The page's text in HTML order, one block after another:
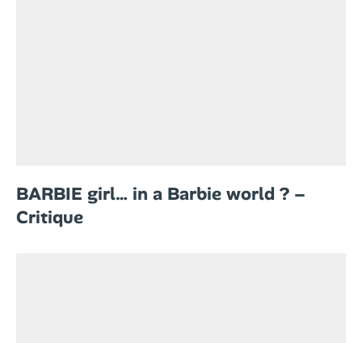
BARBIE girl… in a Barbie world ? –
Critique